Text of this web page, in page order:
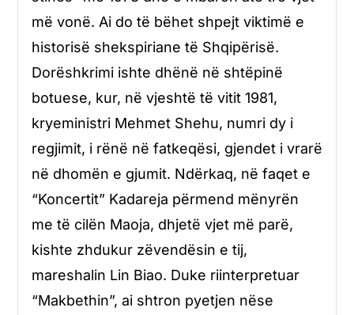
më vonë. Ai do të bëhet shpejt viktimë e
historisë shekspiriane të Shqipërisë.
Dorëshkrimi ishte dhënë në shtëpinë
botuese, kur, në vjeshtë të vitit 1981,
kryeministri Mehmet Shehu, numri dy i
regjimit, i rënë në fatkeqësi, gjendet i vrarë
në dhomën e gjumit. Ndërkaq, në faqet e
“Koncertit” Kadareja përmend mënyrën
me të cilën Maoja, dhjetë vjet më parë,
kishte zhdukur zëvendësin e tij,
mareshalin Lin Biao. Duke riinterpretuar
“Makbethin”, ai shtron pyetjen nëse